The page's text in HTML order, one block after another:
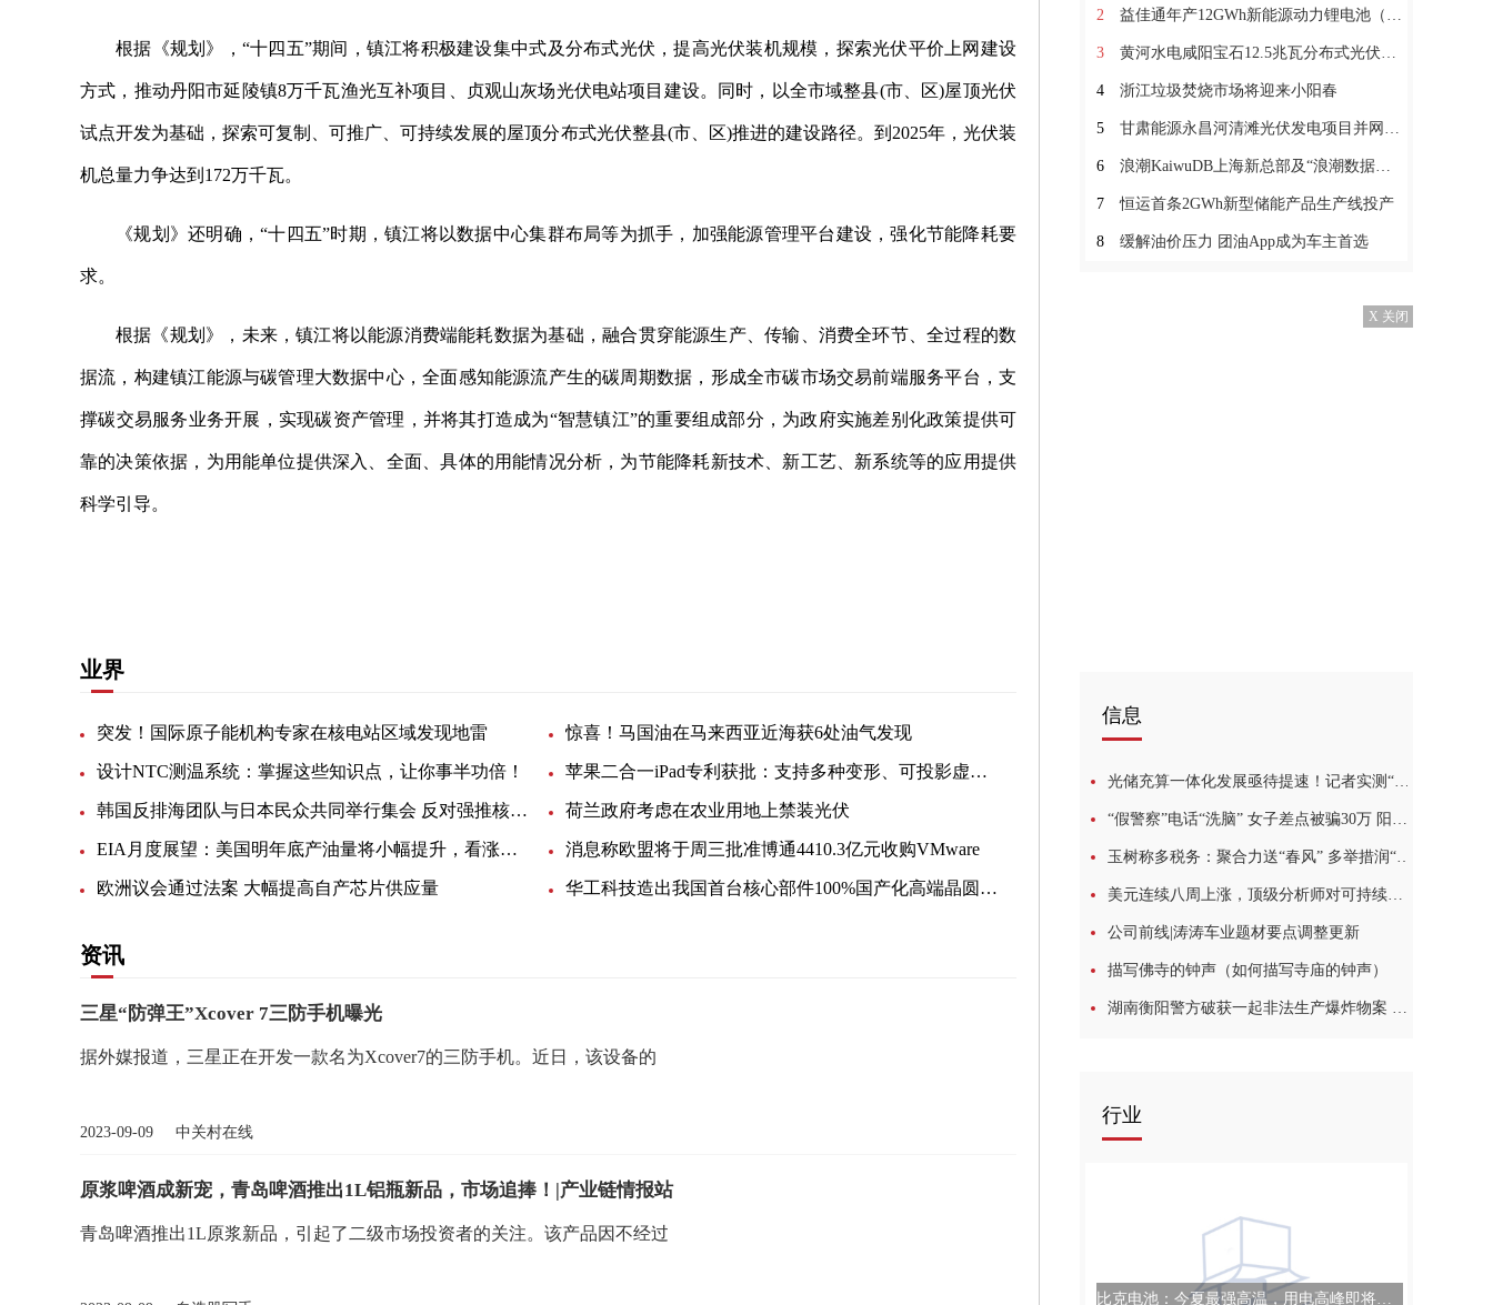
根据《规划》，“十四五”期间，镇江将积极建设集中式及分布式光伏，提高光伏装机规模，探索光伏平价上网建设
方式，推动丹阳市延陵镇8万千瓦渔光互补项目、贞观山灰场光伏电站项目建设。同时，以全市域整县(市、区)屋顶光伏
试点开发为基础，探索可复制、可推广、可持续发展的屋顶分布式光伏整县(市、区)推进的建设路径。到2025年，光伏装
机总量力争达到172万千瓦。
《规划》还明确，“十四五”时期，镇江将以数据中心集群布局等为抓手，加强能源管理平台建设，强化节能降耗要
求。
根据《规划》，未来，镇江将以能源消费端能耗数据为基础，融合贯穿能源生产、传输、消费全环节、全过程的数
据流，构建镇江能源与碳管理大数据中心，全面感知能源流产生的碳周期数据，形成全市碳市场交易前端服务平台，支
撑碳交易服务业务开展，实现碳资产管理 ，并将其打造成为“智慧镇江”的重要组成部分，为政府实施差别化政策提供可
靠的决策依据，为用能单位提供深入、全面、具体的用能情况分析，为节能降耗新技术、新工艺、新系统等的应用提供
科学引导。
业界
突发！国际原子能机构专家在核电站区域发现地雷 惊喜！马国油在马来西亚近海获6处油气发现
设计NTC测温系统：掌握这些知识点，让你事半功倍！ 苹果二合一iPad专利获批：支持多种变形、可投影虚拟键盘
韩国反排海团队与日本民众共同举行集会 反对强推核污染水排海 荷兰政府考虑在农业用地上禁装光伏
EIA月度展望：美国明年底产油量将小幅提升，看涨未来油价 消息称欧盟将于周三批准博通4410.3亿元收购VMware
欧洲议会通过法案 大幅提高自产芯片供应量 华工科技造出我国首台核心部件100%国产化高端晶圆激光切割设备
资讯
三星“防弹王”Xcover 7三防手机曝光
据外媒报道，三星正在开发一款名为Xcover7的三防手机。近日，该设备的
2023-09-09 中关村在线
原浆啤酒成新宠，青岛啤酒推出1L铝瓶新品，市场追捧！|产业链情报站
青岛啤酒推出1L原浆新品，引起了二级市场投资者的关注。该产品因不经过
2 益佳通年产12GWh新能源动力锂电池（一期）项目投产
3 黄河水电咸阳宝石12.5兆瓦分布式光伏项目并网发电
4 浙江垃圾焚烧市场将迎来小阳春
5 甘肃能源永昌河清滩光伏发电项目并网发电
6 浪潮KaiwuDB上海新总部及“浪潮数据库产业联合实验室”落成
7 恒运首条2GWh新型储能产品生产线投产
8 缓解油价压力 团油App成为车主首选
X 关闭
信息
光储充算一体化发展亟待提速！记者实测“一秒一公里”超级储充
“假警察”电话“洗脑” 女子差点被骗30万 阳新警方成功劝阻一起冒充“公检法”诈骗
玉树称多税务：聚合力送“春风” 多举措润“小苗”
美元连续八周上涨，顶级分析师对可持续性态度不一
公司前线|涛涛车业题材要点调整更新
描写佛寺的钟声（如何描写寺庙的钟声）
湖南衡阳警方破获一起非法生产爆炸物案 捣毁非法生产“冲天炮”窝点
行业
比克电池：今夏最强高温，用电高峰即将到来，储能布局至关重要